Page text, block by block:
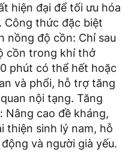
hiện đại để tối ưu hóa
Công thức đặc biệt
nồng độ cồn: Chỉ sau
cồn trong khí thở
phút có thể hết hoặc
và phổi, hỗ trợ tăng
nội tạng. Tăng
Nâng cao đề kháng,
thiện sinh lý nam, hỗ
và người già yếu.